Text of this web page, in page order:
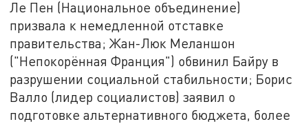
Ле Пен (Национальное объединение)
призвала к немедленной отставке
правительства; Жан-Люк Меланшон
("Непокорённая Франция") обвинил Байру в
разрушении социальной стабильности; Борис
Валло (лидер социалистов) заявил о
подготовке альтернативного бюджета, более